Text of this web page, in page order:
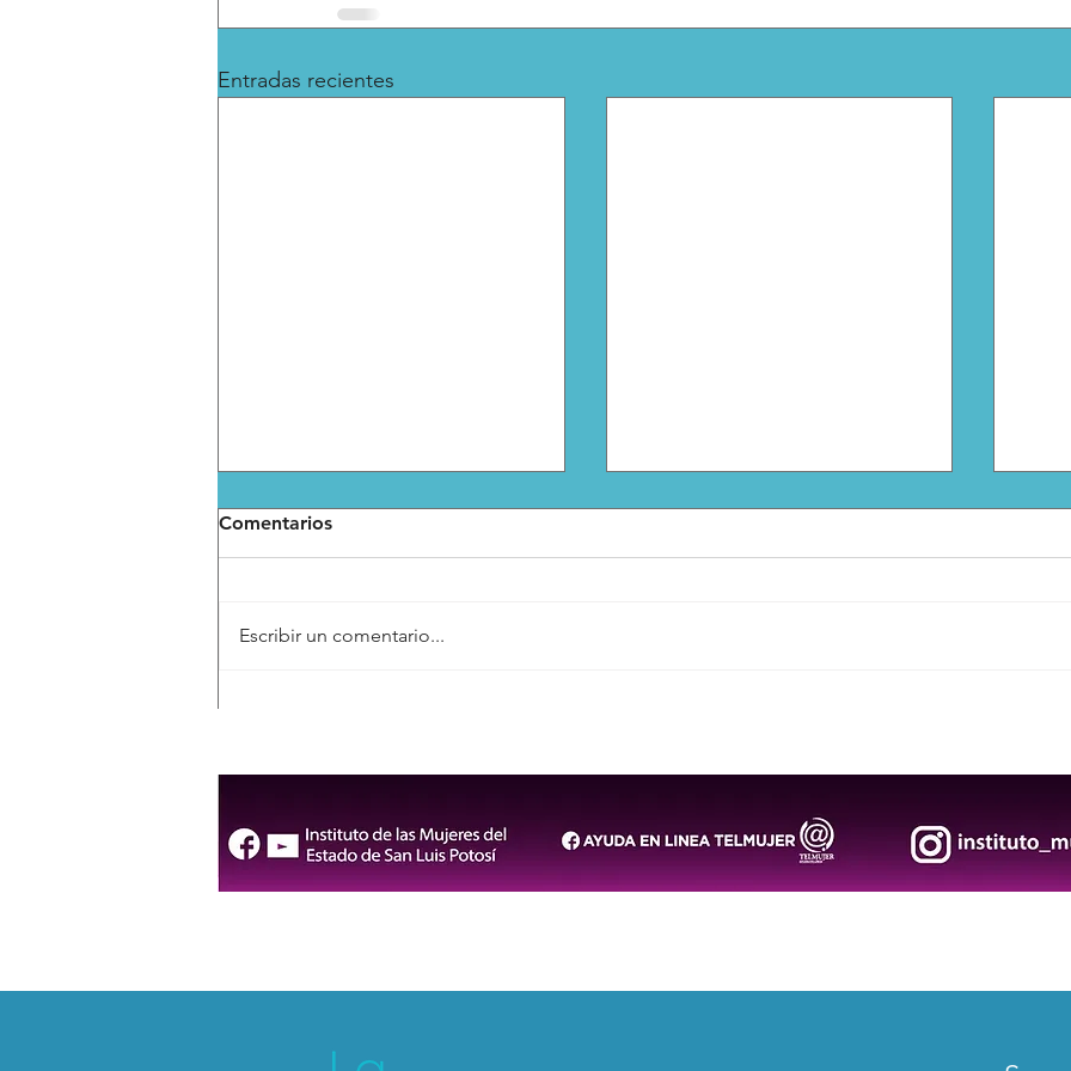
Entradas recientes
Comentarios
Escribir un comentario...